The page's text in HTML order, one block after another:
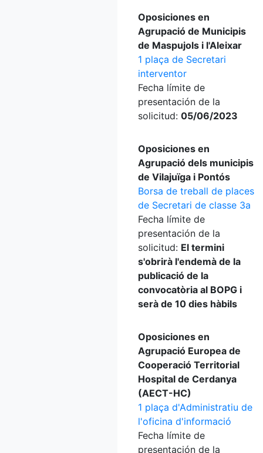
Oposiciones en
Agrupació de Municipis
de Maspujols i l'Aleixar
1 plaça de Secretari
interventor
Fecha límite de
presentación de la
solicitud: 05/06/2023
Oposiciones en
Agrupació dels municipis
de Vilajuïga i Pontós
Borsa de treball de places
de Secretari de classe 3a
Fecha límite de
presentación de la
solicitud: El termini
s'obrirà l'endemà de la
publicació de la
convocatòria al BOPG i
serà de 10 dies hàbils
Oposiciones en
Agrupació Europea de
Cooperació Territorial
Hospital de Cerdanya
(AECT-HC)
1 plaça d'Administratiu de
l'oficina d'informació
Fecha límite de
presentación de la